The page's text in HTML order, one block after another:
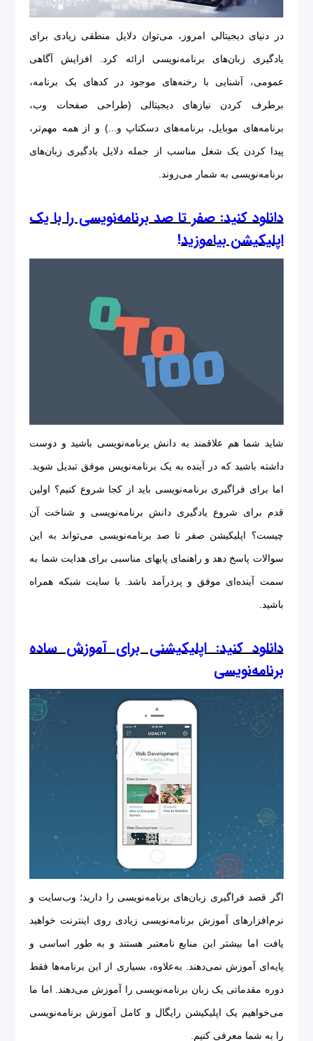
در دنیای دیجیتالی امروز، می‌توان دلایل منطقی زیادی برای
یادگیری زبان‌های برنامه‌نویسی ارائه کرد. افزایش آگاهی
عمومی، آشنایی با رخنه‌های موجود در کدهای یک برنامه،
برطرف کردن نیازهای دیجیتالی (طراحی صفحات وب،
برنامه‌های موبایل، برنامه‌های دسکتاپ و...) و از همه مهم‌تر،
پیدا کردن یک شغل مناسب از جمله دلایل یادگیری زبان‌های
برنامه‌نویسی به شمار می‌روند.
دانلود کنید: صفر تا صد برنامه‌نویسی را با یک
اپلیکیشن بیاموزید!
شاید شما هم علاقمند به دانش برنامه‌نویسی باشید و دوست
داشته باشید که در آینده به یک برنامه‌نویس موفق تبدیل شوید.
اما برای فراگیری برنامه‌نویسی باید از کجا شروع کنیم؟ اولین
قدم برای شروع یادگیری دانش برنامه‌نویسی و شناخت آن
چیست؟ اپلیکیشن صفر تا صد برنامه‌نویسی می‌تواند به این
سوالات پاسخ دهد و راهنمای پایه‎ای مناسبی برای هدایت شما به
سمت آینده‌ای موفق و پردرآمد باشد. با سایت شبکه همراه
باشید.
دانلود کنید: اپلیکیشنی برای آموزش ساده
برنامه‌نویسی
اگر قصد فراگیری زبان‌های برنامه‌نویسی را دارید؛ وب‌سایت و
نرم‌افزارهای آموزش برنامه‌نویسی زیادی روی اینترنت خواهید
یافت اما بیشتر این منابع نامعتبر هستند و به طور اساسی و
پایه‌ای آموزش نمی‌دهند. به‌علاوه، بسیاری از این برنامه‌ها فقط
دوره مقدماتی یک زبان برنامه‌نویسی را آموزش می‌دهند. اما ما
می‌خواهیم یک اپلیکیشن رایگال و کامل آموزش برنامه‌نویسی
را به شما معرفی کنیم.